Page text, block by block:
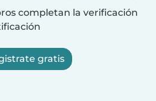
completan la verificación
gratis